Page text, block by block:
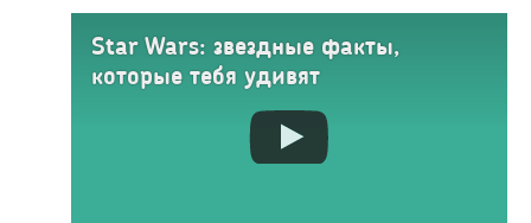
Star Wars: звездные факты,
которые тебя удивят